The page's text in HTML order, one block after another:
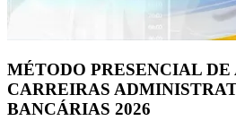
MÉTODO PRESENCIAL DE
CARREIRAS
BANCÁRIAS 2026